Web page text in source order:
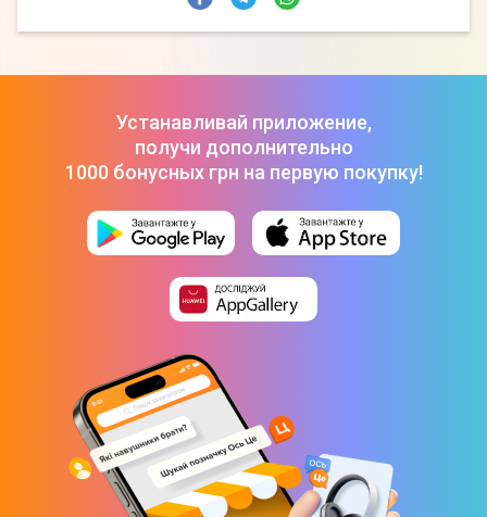
Устанавливай приложение,
получи дополнительно
1000 бонусных грн на первую покупку!